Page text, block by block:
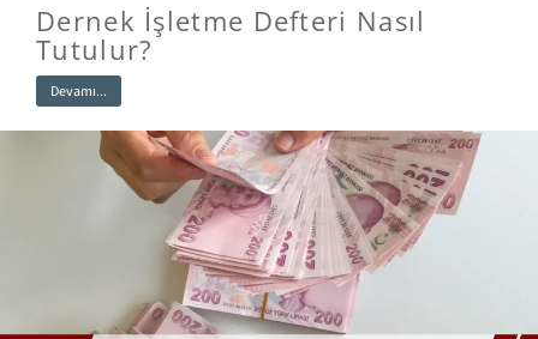
Dernek İşletme Defteri Nasıl
Tutulur?
Devamı...